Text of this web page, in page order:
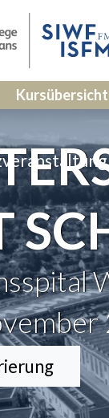
Kursübersicht